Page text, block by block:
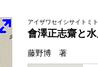
アイザワセイシサイトミ
會澤正志齋と
藤野博 著